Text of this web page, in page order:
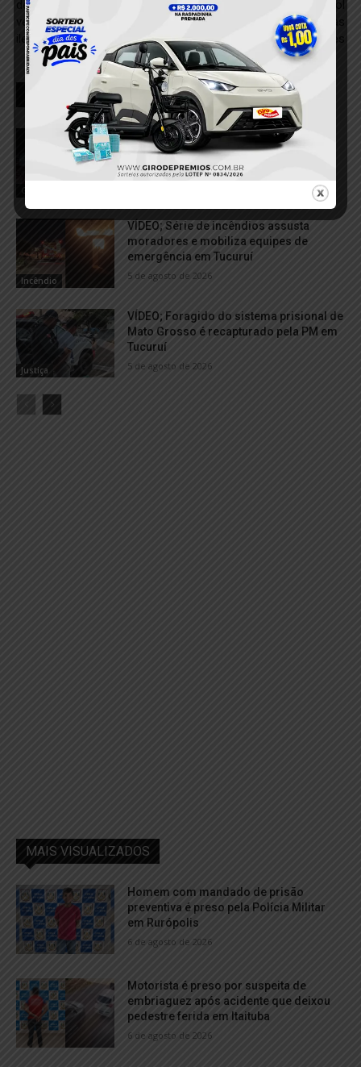
de fraudes que possibilitaram
venda de 7,4 mil bois criados
ilegalmente no Pará
internacional nas novas
gerações
RELACIONADOS
Polícia Federal desmantela três frentes
de garimpo ilegal em Santa Maria das
Barreiras
Incêndio
VÍDEO; Série de incêndios assusta
moradores e mobiliza equipes de
emergência em Tucuruí
5 de agosto de 2026
Justiça
VÍDEO; Foragido do sistema prisional de
Mato Grosso é recapturado pela PM em
Tucuruí
5 de agosto de 2026
MAIS VISUALIZADOS
Homem com mandado de prisão
preventiva é preso pela Polícia Militar
em Rurópolis
6 de agosto de 2026
Motorista é preso por suspeita de
embriaguez após acidente que deixou
pedestre ferida em Itaituba
6 de agosto de 2026